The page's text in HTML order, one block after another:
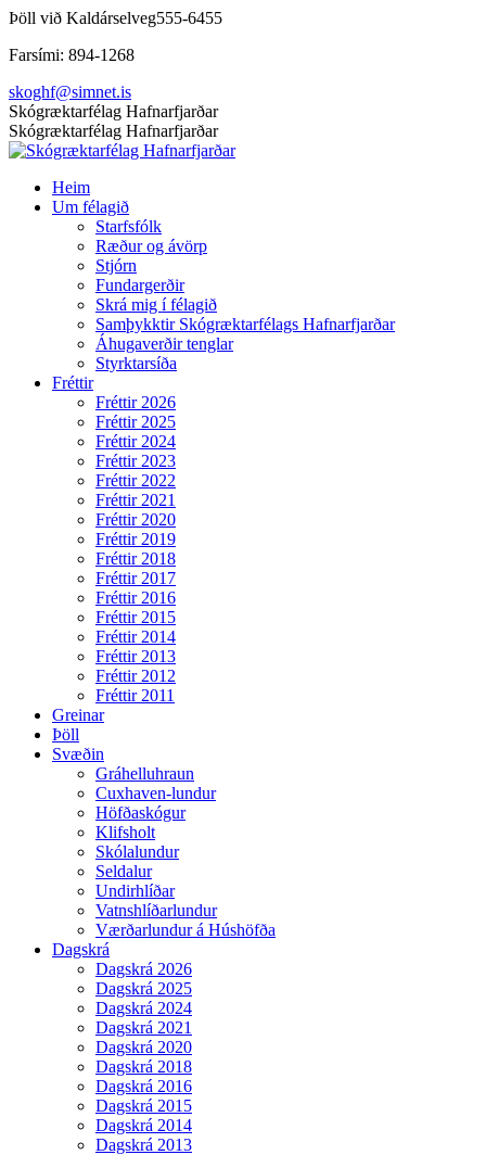
Skip
content
Þöll við Kaldárselveg555-6455
Farsími: 894-1268
skoghf@simnet.is
Facebook
page
opens
new
window
Skógræktarfélag Hafnarfjarðar
Skógræktarfélag Hafnarfjarðar
Heim
Um félagið
Starfsfólk
Ræður og ávörp
Stjórn
Fundargerðir
Skrá mig í félagið
Samþykktir Skógræktarfélags Hafnarfjarðar
Áhugaverðir tenglar
Styrktarsíða
Fréttir
Fréttir 2026
Fréttir 2025
Fréttir 2024
Fréttir 2023
Fréttir 2022
Fréttir 2021
Fréttir 2020
Fréttir 2019
Fréttir 2018
Fréttir 2017
Fréttir 2016
Fréttir 2015
Fréttir 2014
Fréttir 2013
Fréttir 2012
Fréttir 2011
Greinar
Þöll
Svæðin
Gráhelluhraun
Cuxhaven-lundur
Höfðaskógur
Klifsholt
Skólalundur
Seldalur
Undirhlíðar
Vatnshlíðarlundur
Værðarlundur á Húshöfða
Dagskrá
Dagskrá 2026
Dagskrá 2025
Dagskrá 2024
Dagskrá 2021
Dagskrá 2020
Dagskrá 2018
Dagskrá 2016
Dagskrá 2015
Dagskrá 2014
Dagskrá 2013